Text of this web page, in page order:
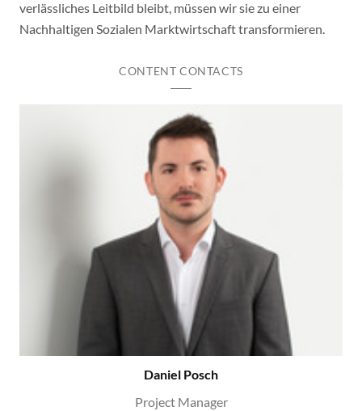
verlässliches Leitbild bleibt, müssen wir sie zu einer
Nachhaltigen Sozialen Marktwirtschaft transformieren.
CONTENT CONTACTS
Daniel Posch
Project Manager